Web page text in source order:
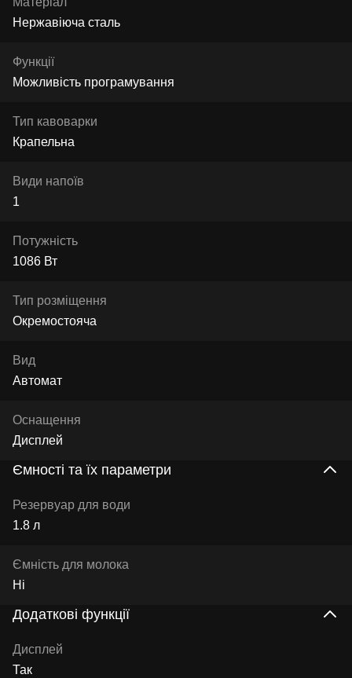
Нержавіюча сталь
Функції
Можливість програмування
Тип кавоварки
Крапельна
Види напоїв
1
Потужність
1086 Вт
Тип розміщення
Окремостояча
Вид
Автомат
Оснащення
Дисплей
Ємності та їх параметри
Резервуар для води
1.8 л
Ємність для молока
Ні
Додаткові функції
Дисплей
Так